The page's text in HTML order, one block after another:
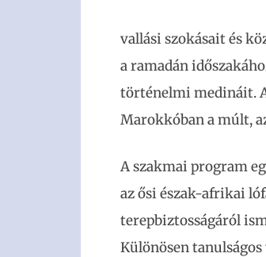
vallási szokásait és
a ramadán
történelmi medináit.
Marokkóban a múlt,
A szakmai program
az ősi észak-afrikai
terepbiztosságáról
Különösen